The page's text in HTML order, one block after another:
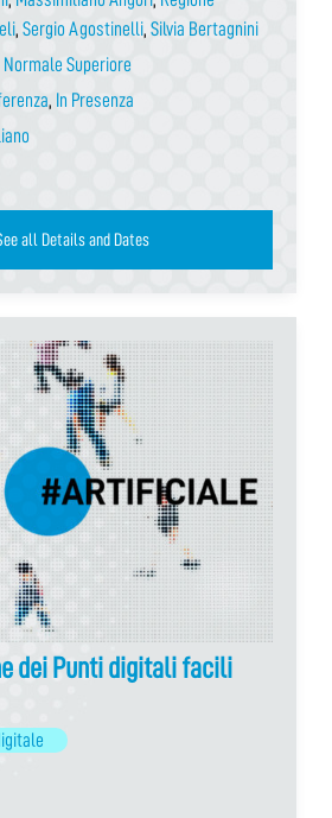
, Sergio Agostinelli, Silvia Bertagnini
Superiore
, In Presenza
all Details and Dates
dei Punti digitali facili